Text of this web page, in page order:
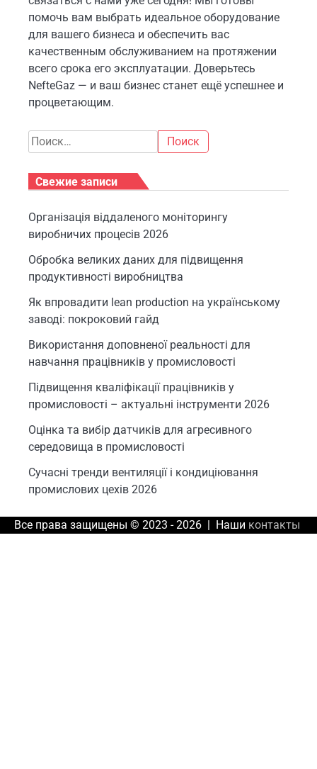
помочь вам выбрать идеальное оборудование
для вашего бизнеса и обеспечить вас
качественным обслуживанием на протяжении
всего срока его эксплуатации. Доверьтесь
NefteGaz — и ваш бизнес станет ещё успешнее и
процветающим.
Найти:
Свежие записи
Організація віддаленого моніторингу
виробничих процесів 2026
Обробка великих даних для підвищення
продуктивності виробництва
Як впровадити lean production на українському
заводі: покроковий гайд
Використання доповненої реальності для
навчання працівників у промисловості
Підвищення кваліфікації працівників у
промисловості – актуальні інструменти 2026
Оцінка та вибір датчиків для агресивного
середовища в промисловості
Сучасні тренди вентиляції і кондиціювання
промислових цехів 2026
Все права защищены © 2023 - 2026 | Наши контакты